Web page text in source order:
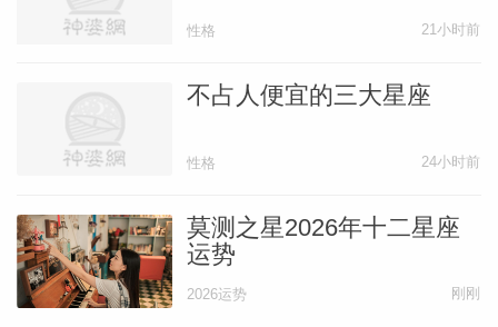
天蝎座的人是爱恨分明的一类人，他们有着
极为准确的第六感，也有着强烈的自我保护
也愿意为自己的判断付出实际行动。很多时
候，天蝎座的人会因为自己的理智而使得一
些机会丢失，也会得罪相当一部分人。这一
性格 21小时前
不占人便宜的三大星座
性格 24小时前
莫测之星2026年十二星座
运势
2026运势 刚刚